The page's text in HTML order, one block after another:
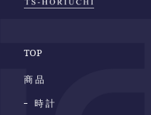
TOP
商 品
時 計